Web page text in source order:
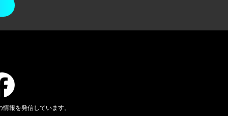
情報を発信しています。